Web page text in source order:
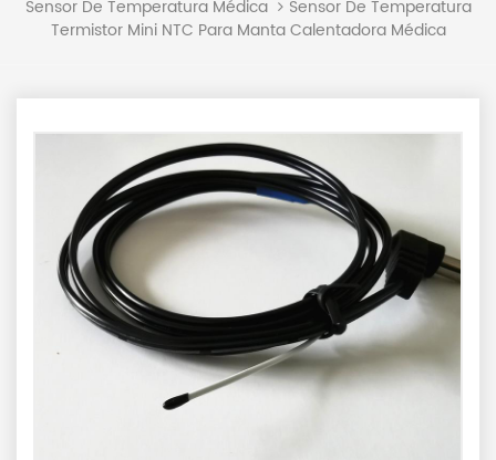
Sensor De Temperatura Médica
Sensor De Temperatura
Termistor Mini NTC Para Manta Calentadora Médica